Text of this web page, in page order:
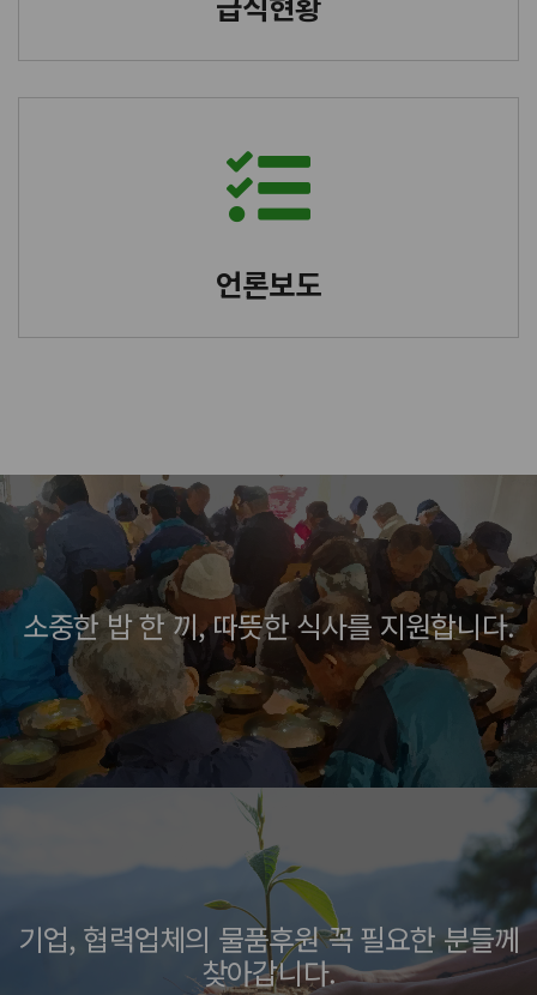
언론보도
소중한 밥 한 끼, 따뜻한 식사를 지원합니다.
기업, 협력업체의 물품후원 꼭 필요한 분들께
찾아갑니다.